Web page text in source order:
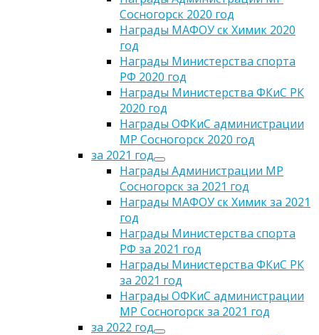
Сосногорск 2020 год
Награды МАФОУ ск Химик 2020
год
Награды Министерства спорта
РФ 2020 год
Награды Министерства ФКиС РК
2020 год
Награды ОФКиС администрации
МР Сосногорск 2020 год
за 2021 год
Награды Администрации МР
Сосногорск за 2021 год
Награды МАФОУ ск Химик за 2021
год
Награды Министерства спорта
РФ за 2021 год
Награды Министерства ФКиС РК
за 2021 год
Награды ОФКиС администрации
МР Сосногорск за 2021 год
за 2022 год